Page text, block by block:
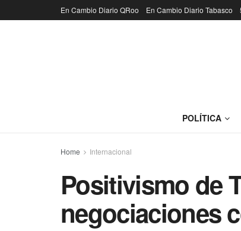
En Cambio Diario QRoo En Cambio Diario Tabasco
POLÍTICA
Home Internacional
Positivismo de
negociaciones